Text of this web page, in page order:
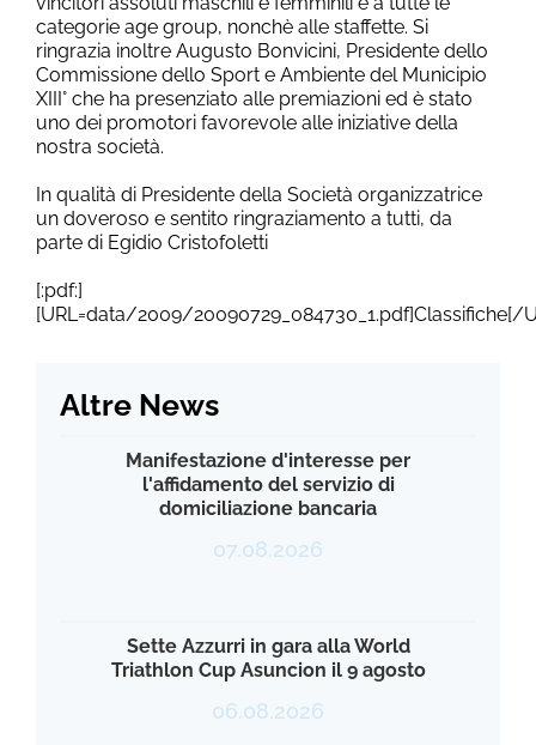
categorie age group, nonchè alle staffette. Si
ringrazia inoltre Augusto Bonvicini, Presidente dello
Commissione dello Sport e Ambiente del Municipio
XIII° che ha presenziato alle premiazioni ed è stato
uno dei promotori favorevole alle iniziative della
nostra società.
In qualità di Presidente della Società organizzatrice
un doveroso e sentito ringraziamento a tutti, da
parte di Egidio Cristofoletti
[:pdf:]
[URL=data/2009/20090729_084730_1.pdf]Classifiche[/
Altre News
Manifestazione d'interesse per
l'affidamento del servizio di
domiciliazione bancaria
07.08.2026
Sette Azzurri in gara alla World
Triathlon Cup Asuncion il 9 agosto
06.08.2026